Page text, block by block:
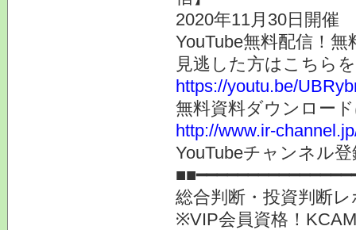
2020年11月30日開催
YouTube無料配信！
見逃した方はこちら
https://youtu.be/
無料資料ダウンロー
http://www.ir-
YouTubeチャンネル
総合判断・投資判断
※VIP会員資格！